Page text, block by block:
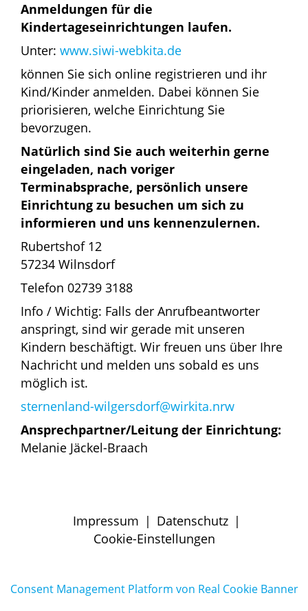
Anmeldungen für die
Kindertageseinrichtungen laufen.
Unter: www.siwi-webkita.de
können Sie sich online registrieren und ihr
Kind/Kinder anmelden. Dabei können Sie
priorisieren, welche Einrichtung Sie
bevorzugen.
Natürlich sind Sie auch weiterhin gerne
eingeladen, nach voriger
Terminabsprache, persönlich unsere
Einrichtung zu besuchen um sich zu
informieren und uns kennenzulernen.
Rubertshof 12
57234 Wilnsdorf
Telefon 02739 3188
Info / Wichtig: Falls der Anrufbeantworter
anspringt, sind wir gerade mit unseren
Kindern beschäftigt. Wir freuen uns über Ihre
Nachricht und melden uns sobald es uns
möglich ist.
sternenland-wilgersdorf@wirkita.nrw
Ansprechpartner/Leitung der Einrichtung:
Melanie Jäckel-Braach
Impressum | Datenschutz |
Cookie-Einstellungen
Consent Management Platform von Real Cookie Banner